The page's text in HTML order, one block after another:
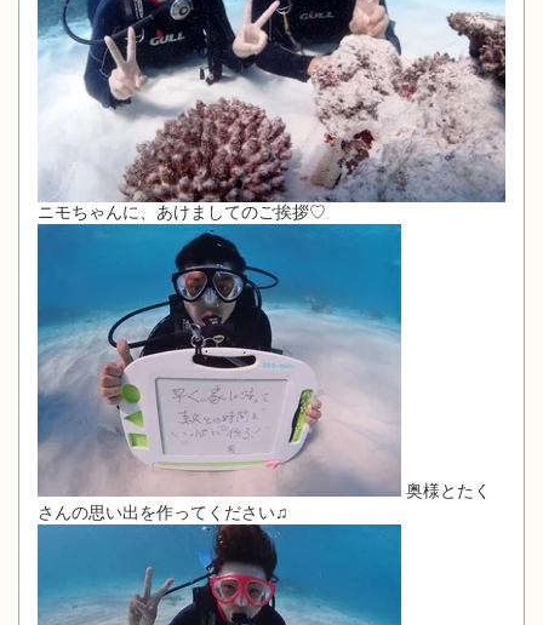
ニモちゃんに、あけましてのご挨拶♡
奥様とたく
さんの思い出を作ってください♫